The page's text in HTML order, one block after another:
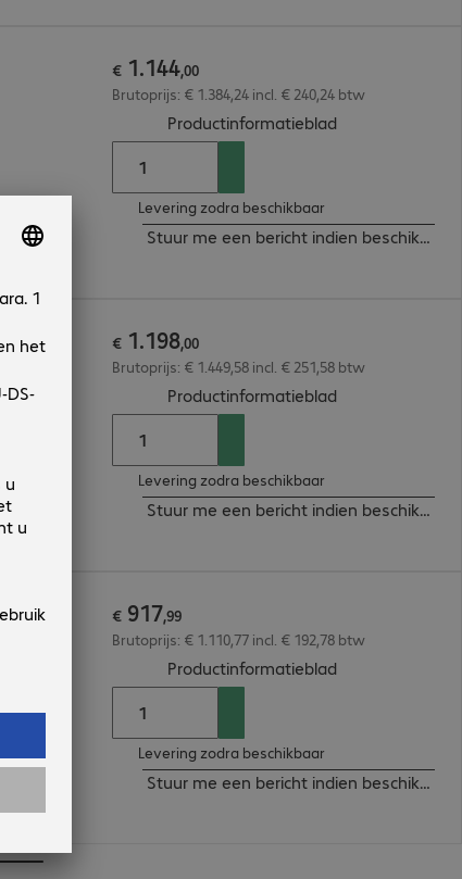
€ 1.144,00
Brutoprijs: € 1.384,24 incl. € 240,24 btw
Productinformatieblad(
Levering zodra beschikbaar
Stuur me een bericht indien beschikbaar
€ 1.198,00
Brutoprijs: € 1.449,58 incl. € 251,58 btw
Productinformatieblad(
Levering zodra beschikbaar
Stuur me een bericht indien beschikbaar
€ 917,99
Brutoprijs: € 1.110,77 incl. € 192,78 btw
Productinformatieblad(
Levering zodra beschikbaar
Stuur me een bericht indien beschikbaar